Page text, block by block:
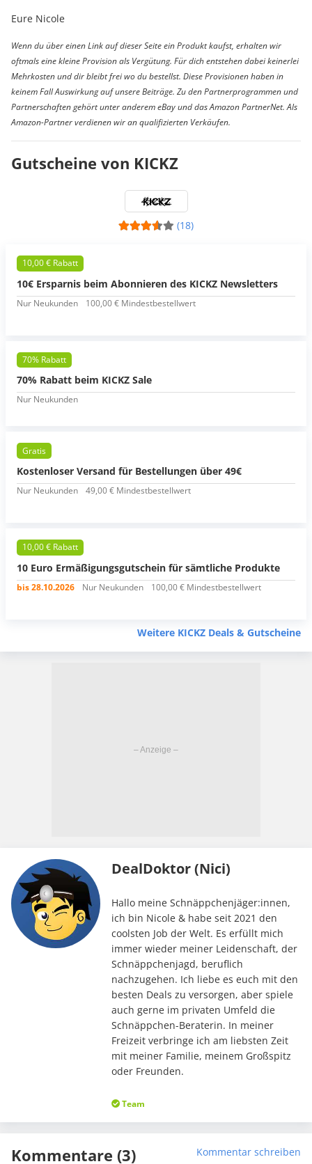
Eure Nicole
Wenn du über einen Link auf dieser Seite ein Produkt kaufst, erhalten wir
oftmals eine kleine Provision als Vergütung. Für dich entstehen dabei keinerlei
Mehrkosten und dir bleibt frei wo du bestellst. Diese Provisionen haben in
keinem Fall Auswirkung auf unsere Beiträge. Zu den Partnerprogrammen und
Partnerschaften gehört unter anderem eBay und das Amazon PartnerNet. Als
Amazon-Partner verdienen wir an qualifizierten Verkäufen.
Gutscheine von KICKZ
(18)
10,00 € Rabatt
10€ Ersparnis beim Abonnieren des KICKZ Newsletters
Nur Neukunden 100,00 € Mindestbestellwert
70% Rabatt
70% Rabatt beim KICKZ Sale
Nur Neukunden
Gratis
Kostenloser Versand für Bestellungen über 49€
Nur Neukunden 49,00 € Mindestbestellwert
10,00 € Rabatt
10 Euro Ermäßigungsgutschein für sämtliche Produkte
bis 28.10.2026 Nur Neukunden 100,00 € Mindestbestellwert
Weitere KICKZ Deals & Gutscheine
DealDoktor (Nici)
Hallo meine Schnäppchenjäger:innen,
ich bin Nicole & habe seit 2021 den
coolsten Job der Welt. Es erfüllt mich
immer wieder meiner Leidenschaft, der
Schnäppchenjagd, beruflich
nachzugehen. Ich liebe es euch mit den
besten Deals zu versorgen, aber spiele
auch gerne im privaten Umfeld die
Schnäppchen-Beraterin. In meiner
Freizeit verbringe ich am liebsten Zeit
mit meiner Familie, meinem Großspitz
oder Freunden.
Team
Kommentare (3) Kommentar schreiben